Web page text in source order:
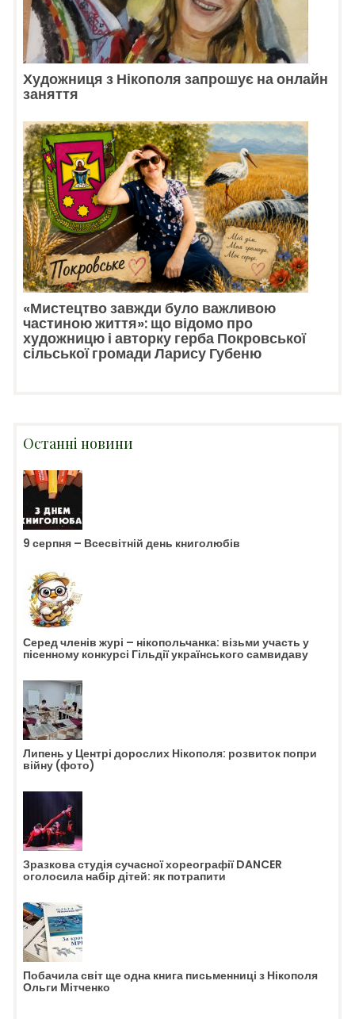
Художниця з Нікополя запрошує на онлайн
заняття
«Мистецтво завжди було важливою
частиною життя»: що відомо про
художницю і авторку герба Покровської
сільської громади Ларису Губеню
Останні новини
9 серпня – Всесвітній день книголюбів
Серед членів журі – нікопольчанка: візьми участь у
пісенному конкурсі Гільдії українського самвидаву
Липень у Центрі дорослих Нікополя: розвиток попри
війну (фото)
Зразкова студія сучасної хореографії DANCER
оголосила набір дітей: як потрапити
Побачила світ ще одна книга письменниці з Нікополя
Ольги Мітченко